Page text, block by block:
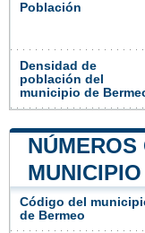
Población
Densidad de
población del
municipio de
Código del
de Bermeo